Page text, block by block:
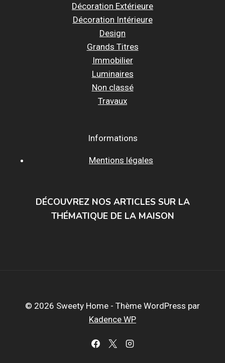
Décoration Extérieure
Décoration Intérieure
Design
Grands Titres
Immobilier
Luminaires
Non classé
Travaux
Informations
Mentions légales
DÉCOUVREZ NOS ARTICLES SUR LA
THÉMATIQUE DE LA MAISON
© 2026 Sweety Home - Thème WordPress par
Kadence WP